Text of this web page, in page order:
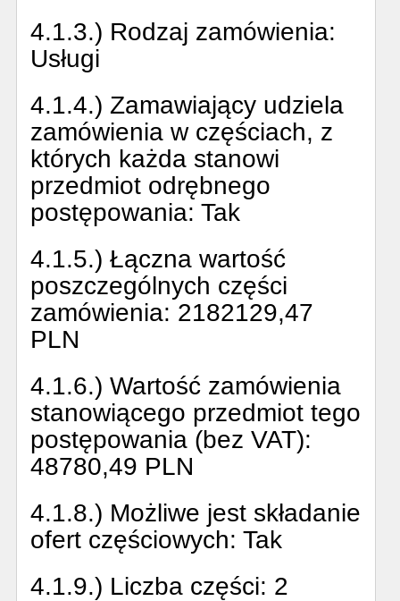
4.1.3.) Rodzaj zamówienia:
Usługi
4.1.4.) Zamawiający udziela
zamówienia w częściach, z
których każda stanowi
przedmiot odrębnego
postępowania: Tak
4.1.5.) Łączna wartość
poszczególnych części
zamówienia: 2182129,47
PLN
4.1.6.) Wartość zamówienia
stanowiącego przedmiot tego
postępowania (bez VAT):
48780,49 PLN
4.1.8.) Możliwe jest składanie
ofert częściowych: Tak
4.1.9.) Liczba części: 2